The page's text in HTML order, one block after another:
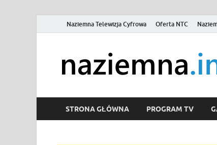
Naziemna Telewizja Cyfrowa Oferta NTC
STRONA GŁÓWNA PROGRAM TV